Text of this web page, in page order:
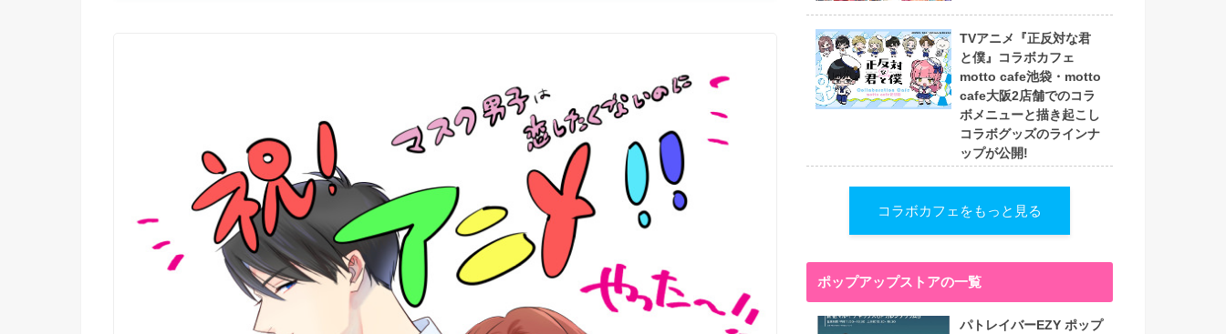
TVアニメ『正反対な君
と僕』コラボカフェ
motto cafe池袋・motto
cafe大阪2店舗でのコラ
ボメニューと描き起こし
コラボグッズのラインナ
ップが公開!
コラボカフェをもっと見る
ポップアップストアの一覧
パトレイバーEZY ポップ